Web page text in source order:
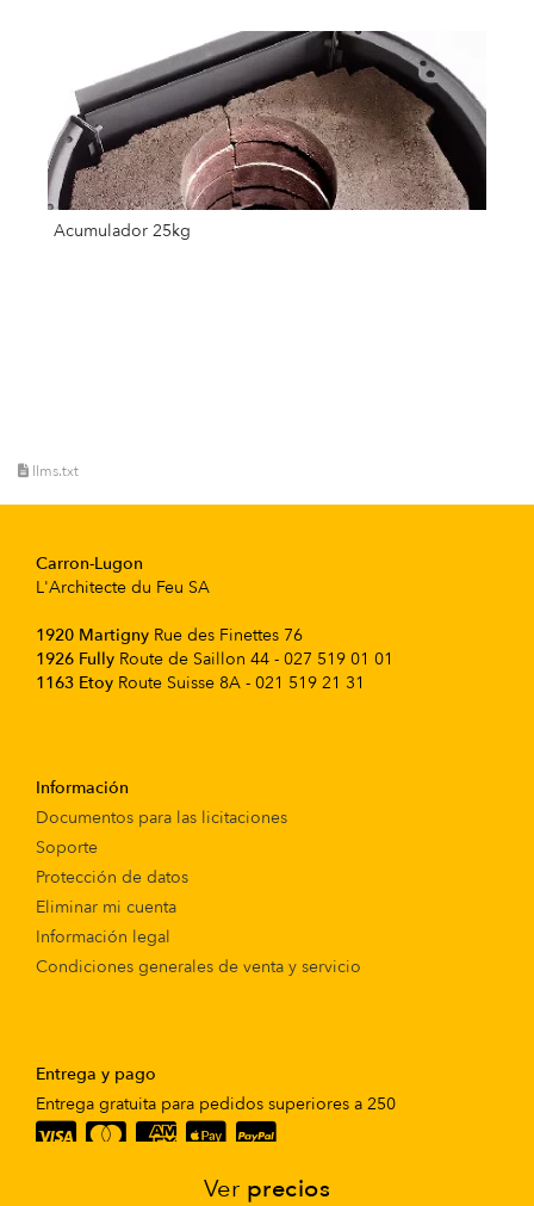
Acumulador 25kg
Ver precios
llms.txt
Carron-Lugon
L'Architecte du Feu SA
1920 Martigny Rue des Finettes 76
1926 Fully Route de Saillon 44 - 027 519 01 01
1163 Etoy Route Suisse 8A - 021 519 21 31
Información
Documentos para las licitaciones
Soporte
Protección de datos
Eliminar mi cuenta
Información legal
Condiciones generales de venta y servicio
Entrega y pago
Entrega gratuita para pedidos superiores a 250